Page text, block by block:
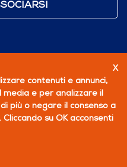
X
contenuti e annunci,
media e per analizzare il
più o negare il consenso a
. Cliccando su OK acconsenti